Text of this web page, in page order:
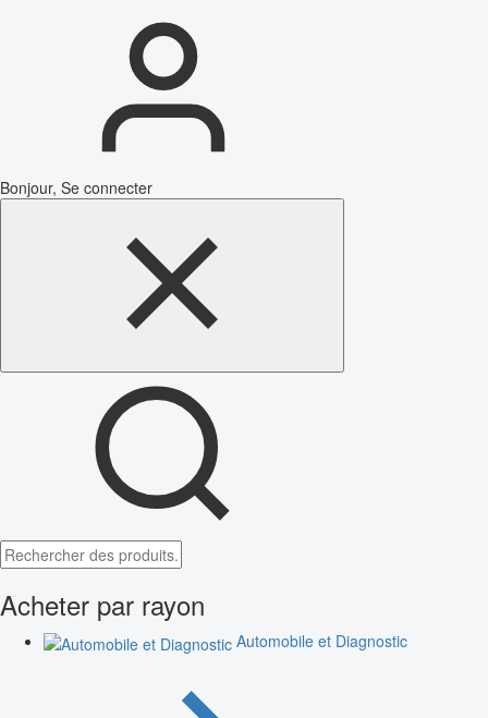
Bonjour, Se connecter
Acheter par rayon
Automobile et Diagnostic